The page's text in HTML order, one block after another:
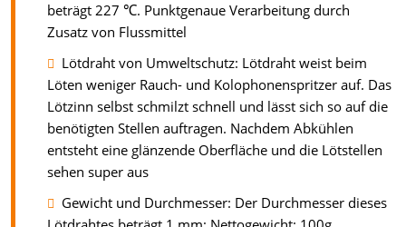
beträgt 227 ℃. Punktgenaue Verarbeitung durch
Zusatz von Flussmittel
Lötdraht von Umweltschutz: Lötdraht weist beim
Löten weniger Rauch- und Kolophonenspritzer auf. Das
Lötzinn selbst schmilzt schnell und lässt sich so auf die
benötigten Stellen auftragen. Nachdem Abkühlen
entsteht eine glänzende Oberfläche und die Lötstellen
sehen super aus
Gewicht und Durchmesser: Der Durchmesser dieses